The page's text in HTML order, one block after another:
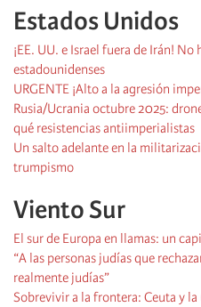
Estados Unidos
¡EE. UU. e Israel fuera de Irán!
estadounidenses
URGENTE ¡Alto a la agresión
Rusia/Ucrania octubre 2025:
qué resistencias antiimperialistas
Un salto adelante en la
trumpismo
Viento Sur
El sur de Europa en llamas: un
“A las personas judías que
realmente judías”
Sobrevivir a la frontera: Ceuta y